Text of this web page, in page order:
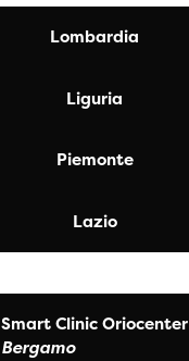
Lombardia
Liguria
Piemonte
Lazio
Smart Clinic Oriocenter
Bergamo